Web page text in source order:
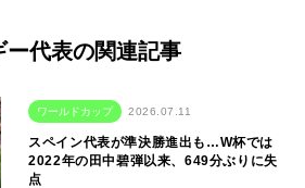
ー代表の関連記事
ワールドカップ 2026.07.11
スペイン代表が準決勝進出も…W杯では
2022年の田中碧弾以来、649分ぶりに失
点